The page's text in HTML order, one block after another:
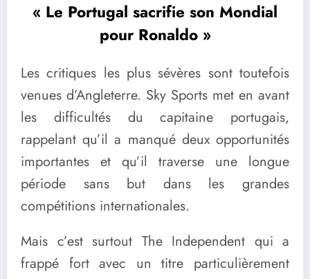
« Le Portugal sacrifie son Mondial
pour Ronaldo »
Les critiques les plus sévères sont toutefois
venues d’Angleterre. Sky Sports met en avant
les difficultés du capitaine portugais,
rappelant qu’il a manqué deux opportunités
importantes et qu’il traverse une longue
période sans but dans les grandes
compétitions internationales.
Mais c’est surtout The Independent qui a
frappé fort avec un titre particulièrement